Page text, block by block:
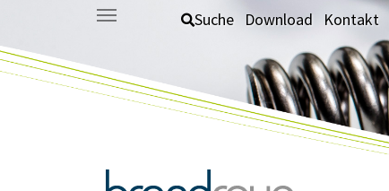
Zum Hauptinhalt springen Suche Download Kontakt